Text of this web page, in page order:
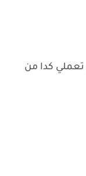
تعملي كدا من